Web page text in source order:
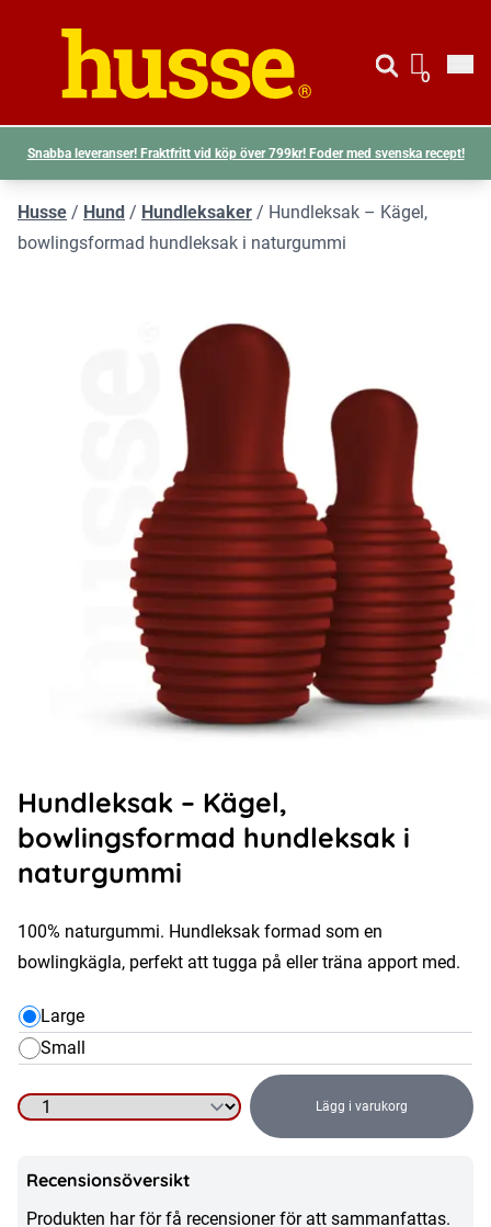
Husse logotyp
Gå till
Visa
0
Snabba leveranser! Fraktfritt vid köp över 799kr! Foder med svenska recept!
Husse / Hund / Hundleksaker / Hundleksak – Kägel,
bowlingsformad hundleksak i naturgummi
Hundleksak – Kägel,
bowlingsformad hundleksak i
naturgummi
100% naturgummi. Hundleksak formad som en
bowlingkägla, perfekt att tugga på eller träna apport med.
Large
Small
Hundleksak
Kägel,
bowlingsformad
Lägg i varukorg
Recensionsöversikt
Produkten har för få recensioner för att sammanfattas.